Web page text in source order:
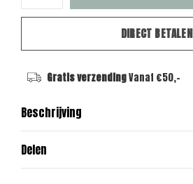
DIRECT BETALEN
Gratis verzendingVanaf €50,-
Beschrijving
Delen